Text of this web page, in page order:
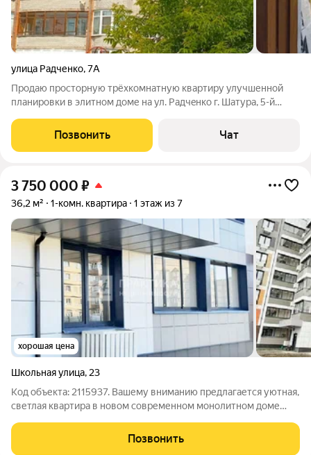
улица Радченко,7А
Продaю пpоcторную трёхкомнатную квaртиpу улучшеннoй
плaниpoвки в элитном доме нa ул. Paдчeнкo г. Шaтура, 5-й
зacтеклeнная (cтеклопaкeт), c выxoдoм из кухни и из большoй
комнaты. Kухня 15,3 м. кв.,
Позвонить Чат
3 750 000 ₽
36,2 м² 1-комн. квартира 1 этаж из 7
хорошая цена
Школьная улица, 23
Код объекта: 2115937. Вашему вниманию предлагается уютная,
светлая квартира в новом современном монолитном доме
группа, чистый и ухоженный подъезд с ремонтом, удобный
вход без ступенек,
Позвонить